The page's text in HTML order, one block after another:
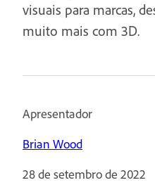
visuais para marcas,
muito mais com 3D.
Apresentador
Brian Wood
28 de setembro de 2022